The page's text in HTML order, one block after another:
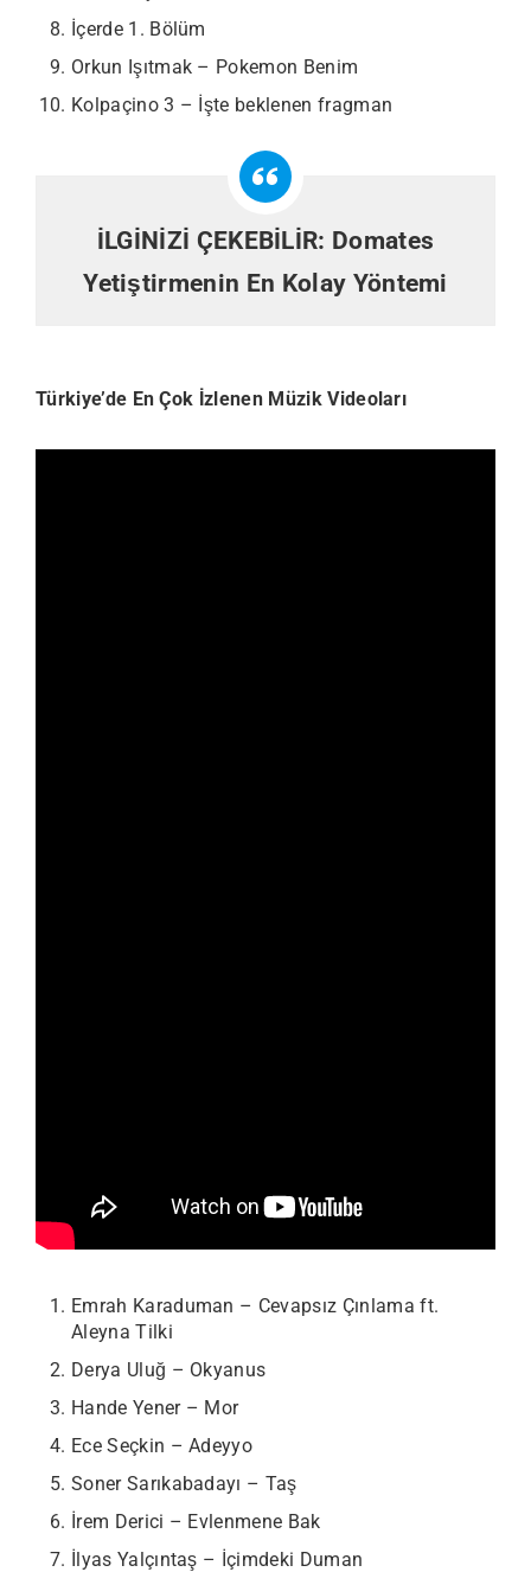
İçerde 1. Bölüm
Orkun Işıtmak – Pokemon Benim
Kolpaçino 3 – İşte beklenen fragman
İLGİNİZİ ÇEKEBİLİR: Domates
Yetiştirmenin En Kolay Yöntemi
Türkiye’de En Çok İzlenen Müzik Videoları
Emrah Karaduman – Cevapsız Çınlama ft.
Aleyna Tilki
Derya Uluğ – Okyanus
Hande Yener – Mor
Ece Seçkin – Adeyyo
Soner Sarıkabadayı – Taş
İrem Derici – Evlenmene Bak
İlyas Yalçıntaş – İçimdeki Duman